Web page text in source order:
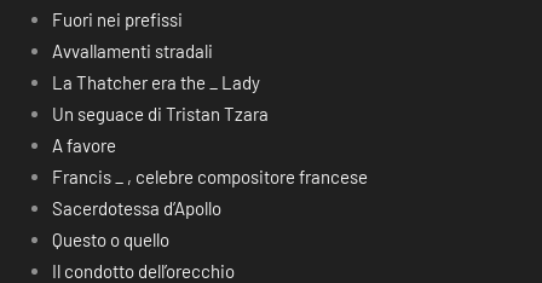
Fuori nei prefissi
Avvallamenti stradali
La Thatcher era the _ Lady
Un seguace di Tristan Tzara
A favore
Francis _ , celebre compositore francese
Sacerdotessa d’Apollo
Questo o quello
Il condotto dell’orecchio